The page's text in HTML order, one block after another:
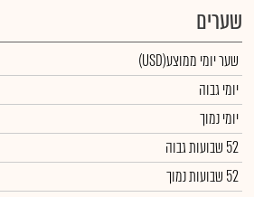
שערים
שער יומי ממוצע(USD)
יומי גבוה
יומי נמוך
52 שבועות גבוה
52 שבועות נמוך